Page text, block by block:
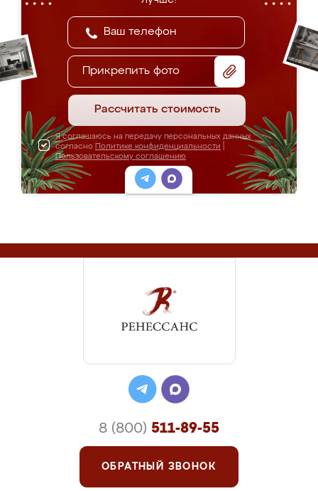
Прикрепить фото
Рассчитать стоимость
Я соглашаюсь на передачу персональных данных
согласно Политике конфиденциальности
Пользовательскому соглашению
8 (800) 511-89-55
ОБРАТНЫЙ ЗВОНОК